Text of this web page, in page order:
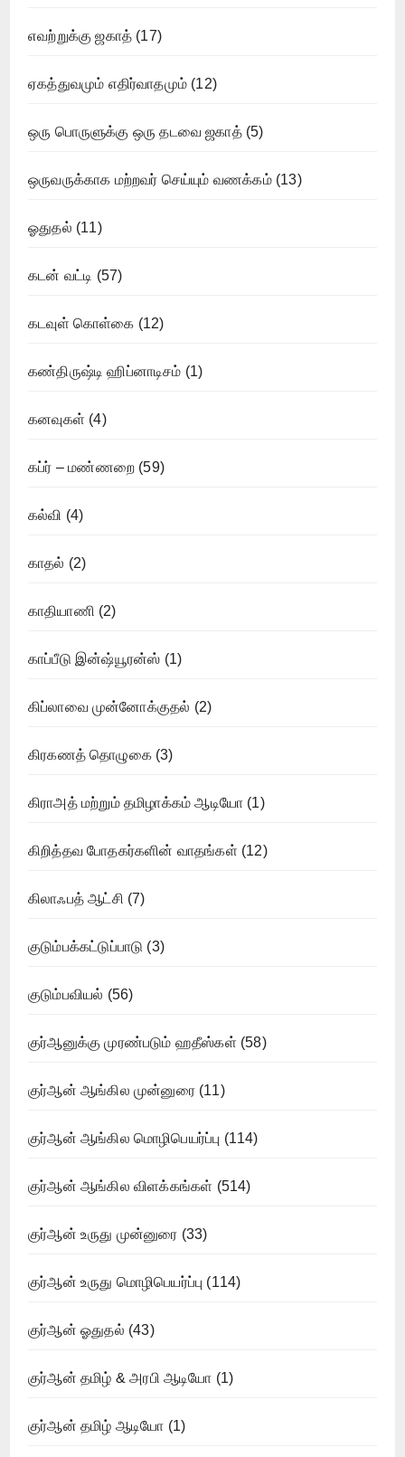
எவற்றுக்கு ஜகாத் (17)
ஏகத்துவமும் எதிர்வாதமும் (12)
ஒரு பொருளுக்கு ஒரு தடவை ஜகாத்(5)
ஒருவருக்காக மற்றவர் செய்யும் வணக்கம்(13)
ஓதுதல் (11)
கடன் வட்டி (57)
கடவுள் கொள்கை (12)
கண்திருஷ்டி ஹிப்னாடிசம் (1)
கனவுகள் (4)
கப்ர் – மண்ணறை (59)
கல்வி (4)
காதல் (2)
காதியாணி (2)
காப்பீடு இன்ஷ்யூரன்ஸ் (1)
கிப்லாவை முன்னோக்குதல் (2)
கிரகணத் தொழுகை(3)
கிராஅத் மற்றும் தமிழாக்கம் ஆடியோ (1)
கிறித்தவ போதகர்களின் வாதங்கள் (12)
கிலாஃபத் ஆட்சி (7)
குடும்பக்கட்டுப்பாடு (3)
குடும்பவியல் (56)
குர்ஆனுக்கு முரண்படும் ஹதீஸ்கள் (58)
குர்ஆன் ஆங்கில முன்னுரை(11)
குர்ஆன் ஆங்கில மொழிபெயர்ப்பு (114)
குர்ஆன் ஆங்கில விளக்கங்கள் (514)
குர்ஆன் உருது முன்னுரை (33)
குர்ஆன் உருது மொழிபெயர்ப்பு (114)
குர்ஆன் ஓதுதல் (43)
குர்ஆன் தமிழ் & அரபி ஆடியோ (1)
குர்ஆன் தமிழ் ஆடியோ (1)